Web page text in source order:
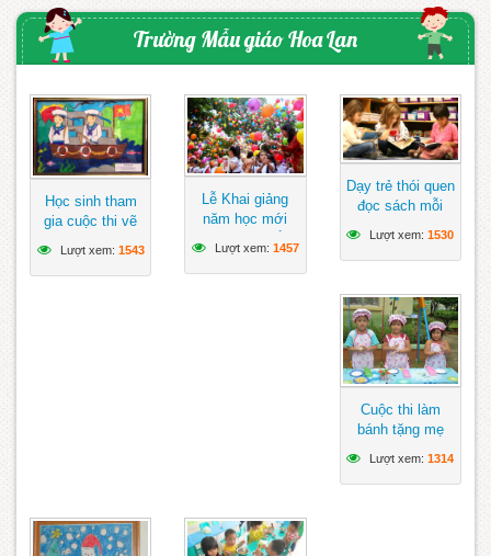
Trường Mẫu giáo Hoa Lan
Học sinh tham
gia cuộc thi vẽ
biển Đông
Lượt xem: 1543
Lễ Khai giảng
năm học mới
gọn, vui tươi,
lành mạnh
Lượt xem: 1457
Dạy trẻ thói quen
đọc sách mỗi
Lượt xem:1530
Cuộc thi làm
bánh tặng mẹ
Lượt xem:1314